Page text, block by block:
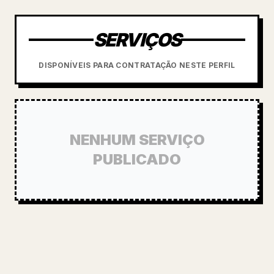
SERVIÇOS
DISPONÍVEIS PARA CONTRATAÇÃO NESTE PERFIL
NENHUM SERVIÇO
PUBLICADO